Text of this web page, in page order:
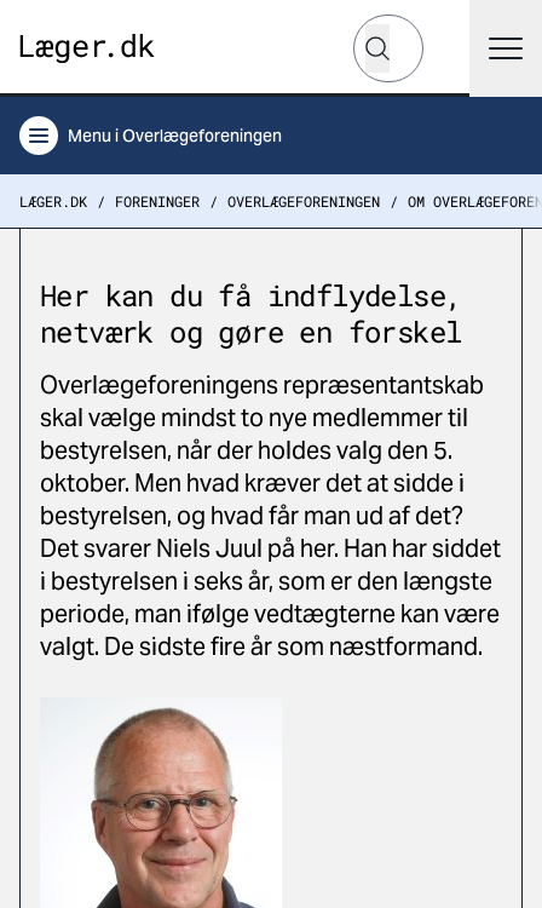
Hvad leder du efter?
Søg
Menu i Overlægeforeningen
LÆGER.DK FORENINGER OVERLÆGEFORENINGEN OM
Her kan du få indflydelse,
netværk og gøre en forskel
Overlægeforeningens repræsentantskab
skal vælge mindst to nye medlemmer til
bestyrelsen, når der holdes valg den 5.
oktober. Men hvad kræver det at sidde i
bestyrelsen, og hvad får man ud af det?
Det svarer Niels Juul på her. Han har siddet
i bestyrelsen i seks år, som er den længste
periode, man ifølge vedtægterne kan være
valgt. De sidste fire år som næstformand.